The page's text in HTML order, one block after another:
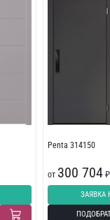
Penta 314150
от 300 704 ₽
ЗАЯВКА